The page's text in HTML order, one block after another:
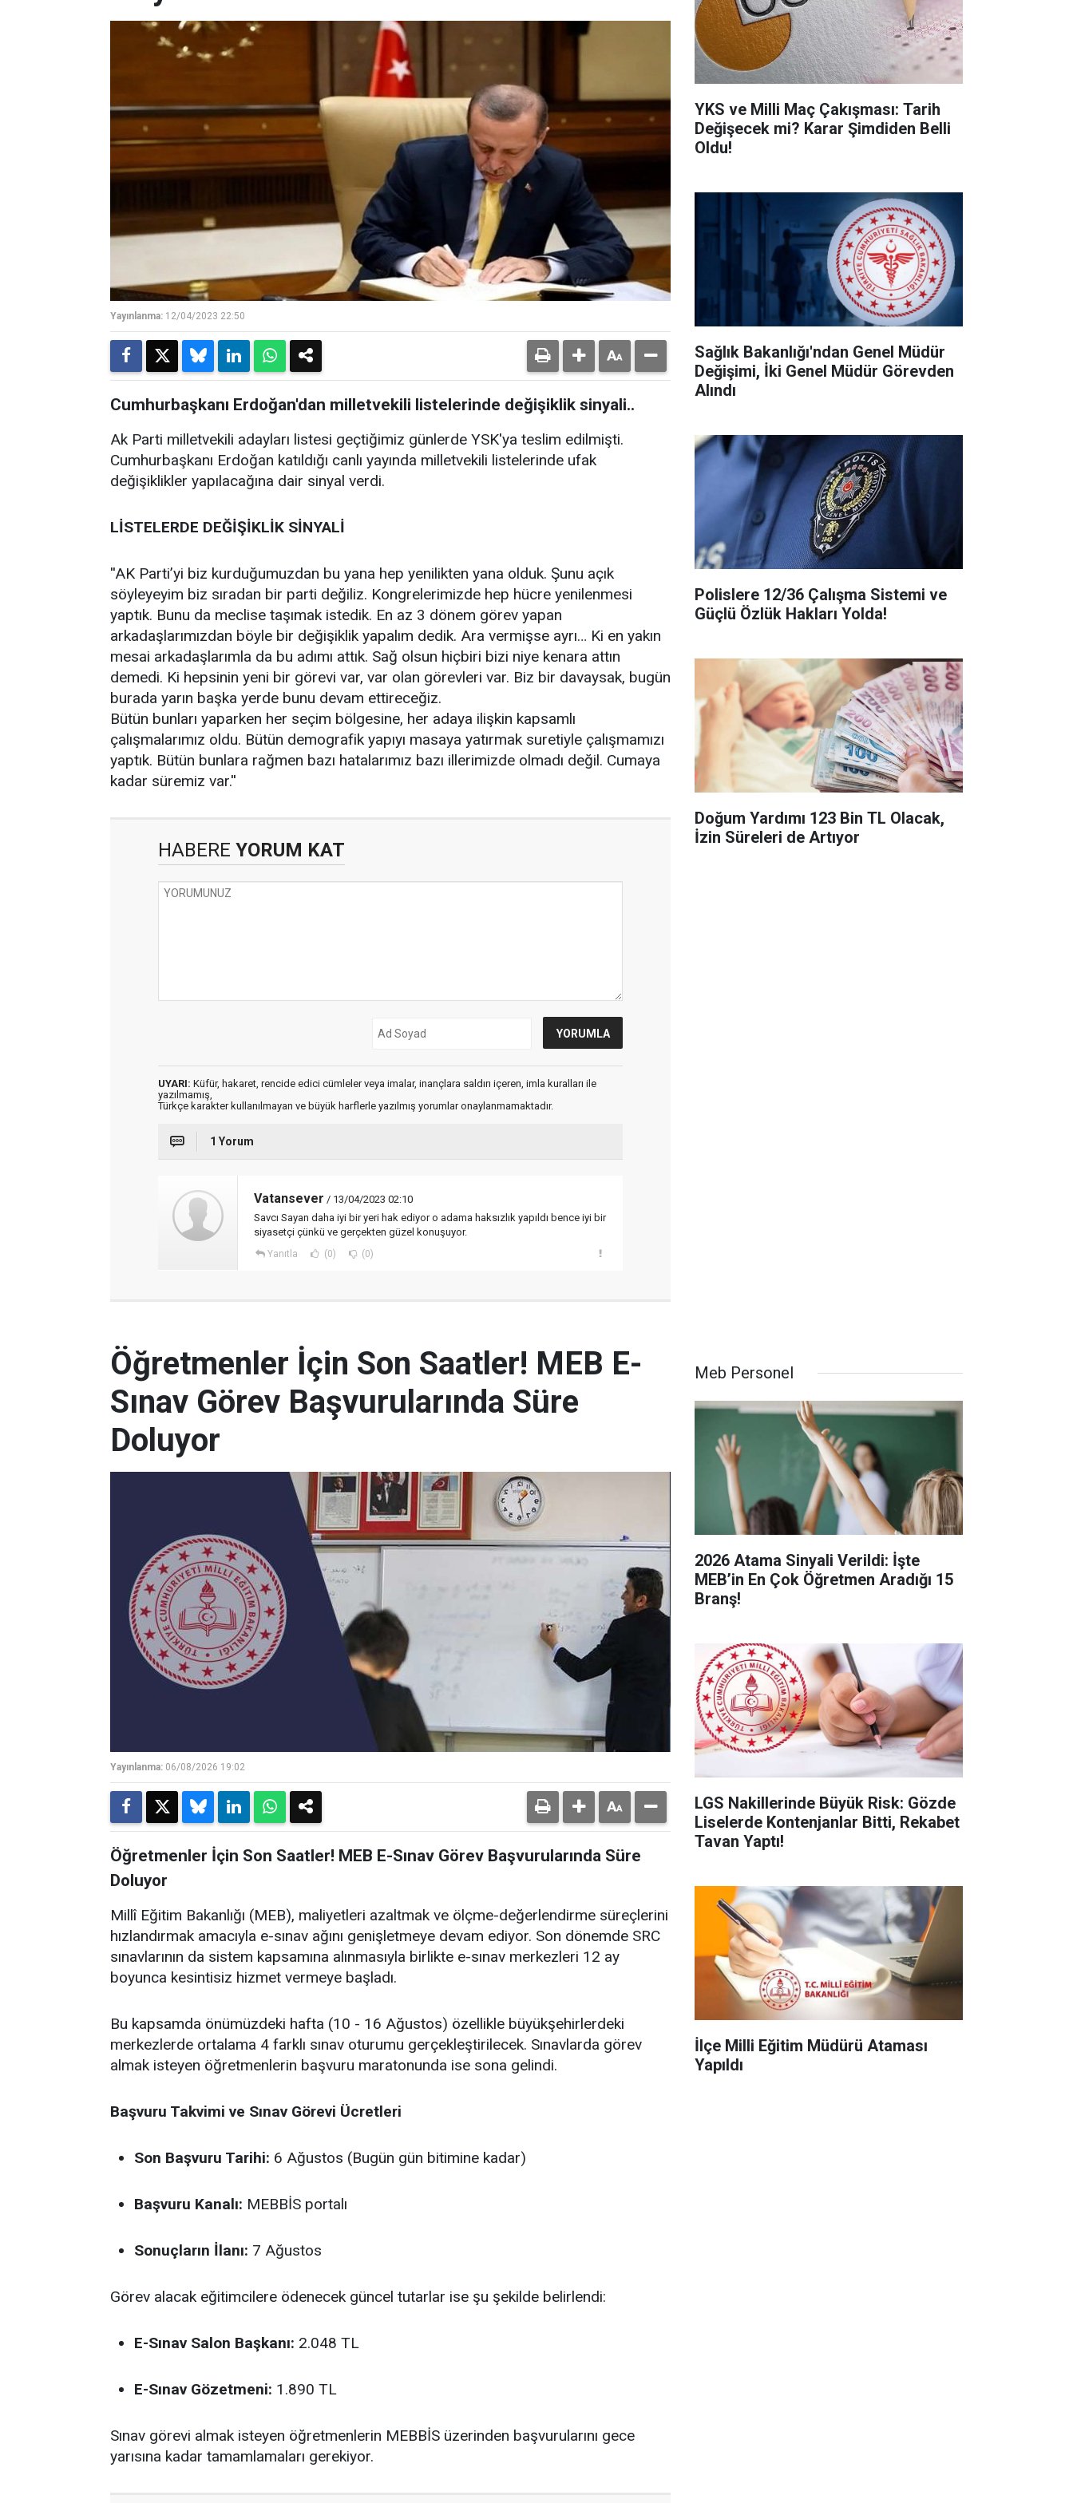
Yayınlanma: 12/04/2023 22:50
Cumhurbaşkanı Erdoğan'dan milletvekili listelerinde değişiklik sinyali..
Ak Parti milletvekili adayları listesi geçtiğimiz günlerde YSK'ya teslim edilmişti.
Cumhurbaşkanı Erdoğan katıldığı canlı yayında milletvekili listelerinde ufak
değişiklikler yapılacağına dair sinyal verdi.
LİSTELERDE DEĞİŞİKLİK SİNYALİ
''AK Parti’yi biz kurduğumuzdan bu yana hep yenilikten yana olduk. Şunu açık
söyleyeyim biz sıradan bir parti değiliz. Kongrelerimizde hep hücre yenilenmesi
yaptık. Bunu da meclise taşımak istedik. En az 3 dönem görev yapan
arkadaşlarımızdan böyle bir değişiklik yapalım dedik. Ara vermişse ayrı… Ki en yakın
mesai arkadaşlarımla da bu adımı attık. Sağ olsun hiçbiri bizi niye kenara attın
demedi. Ki hepsinin yeni bir görevi var, var olan görevleri var. Biz bir davaysak, bugün
burada yarın başka yerde bunu devam ettireceğiz.
Bütün bunları yaparken her seçim bölgesine, her adaya ilişkin kapsamlı
çalışmalarımız oldu. Bütün demografik yapıyı masaya yatırmak suretiyle çalışmamızı
yaptık. Bütün bunlara rağmen bazı hatalarımız bazı illerimizde olmadı değil. Cumaya
kadar süremiz var.''
HABERE YORUM KAT
UYARI: Küfür, hakaret, rencide edici cümleler veya imalar, inançlara saldırı içeren, imla kuralları ile
yazılmamış,
Türkçe karakter kullanılmayan ve büyük harflerle yazılmış yorumlar onaylanmamaktadır.
1 Yorum
Vatansever / 13/04/2023 02:10
Savcı Sayan daha iyi bir yeri hak ediyor o adama haksızlık yapıldı bence iyi bir
siyasetçi çünkü ve gerçekten güzel konuşuyor.
Yanıtla (0) (0)
YKS ve Milli Maç Çakışması: Tarih
Değişecek mi? Karar Şimdiden Belli
Oldu!
Sağlık Bakanlığı'ndan Genel Müdür
Değişimi, İki Genel Müdür Görevden
Alındı
Polislere 12/36 Çalışma Sistemi ve
Güçlü Özlük Hakları Yolda!
Doğum Yardımı 123 Bin TL Olacak,
İzin Süreleri de Artıyor
Öğretmenler İçin Son Saatler! MEB E-
Sınav Görev Başvurularında Süre
Doluyor
Yayınlanma: 06/08/2026 19:02
Öğretmenler İçin Son Saatler! MEB E-Sınav Görev Başvurularında Süre
Doluyor
Millî Eğitim Bakanlığı (MEB), maliyetleri azaltmak ve ölçme-değerlendirme süreçlerini
hızlandırmak amacıyla e-sınav ağını genişletmeye devam ediyor. Son dönemde SRC
sınavlarının da sistem kapsamına alınmasıyla birlikte e-sınav merkezleri 12 ay
boyunca kesintisiz hizmet vermeye başladı.
Bu kapsamda önümüzdeki hafta (10 - 16 Ağustos) özellikle büyükşehirlerdeki
merkezlerde ortalama 4 farklı sınav oturumu gerçekleştirilecek. Sınavlarda görev
almak isteyen öğretmenlerin başvuru maratonunda ise sona gelindi.
Başvuru Takvimi ve Sınav Görevi Ücretleri
Son Başvuru Tarihi: 6 Ağustos (Bugün gün bitimine kadar)
Başvuru Kanalı: MEBBİS portalı
Sonuçların İlanı: 7 Ağustos
Görev alacak eğitimcilere ödenecek güncel tutarlar ise şu şekilde belirlendi:
E-Sınav Salon Başkanı: 2.048 TL
E-Sınav Gözetmeni: 1.890 TL
Sınav görevi almak isteyen öğretmenlerin MEBBİS üzerinden başvurularını gece
yarısına kadar tamamlamaları gerekiyor.
Meb Personel
2026 Atama Sinyali Verildi: İşte
MEB’in En Çok Öğretmen Aradığı 15
Branş!
LGS Nakillerinde Büyük Risk: Gözde
Liselerde Kontenjanlar Bitti, Rekabet
Tavan Yaptı!
İlçe Milli Eğitim Müdürü Ataması
Yapıldı